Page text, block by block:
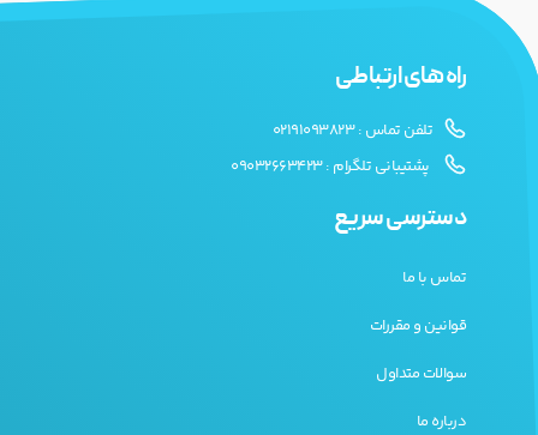
راه های ارتباطی
تلفن تماس : 02191093823
پشتیبانی تلگرام : 09032663423
دسترسی سریع
تماس با ما
قوانین و مقررات
سوالات متداول
درباره ما